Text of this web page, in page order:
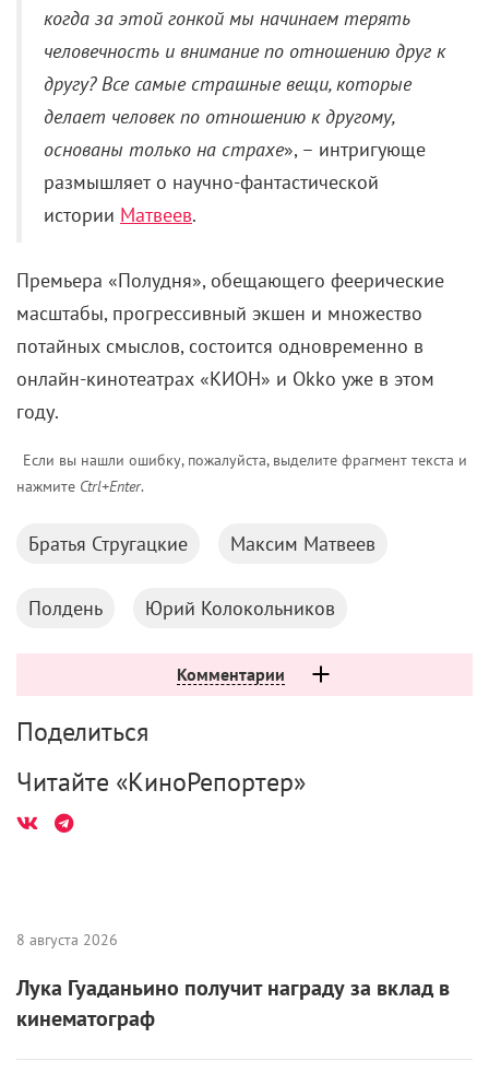
когда за этой гонкой мы начинаем терять
человечность и внимание по отношению друг к
другу? Все самые страшные вещи, которые
делает человек по отношению к другому,
основаны только на страхе», – интригующе
размышляет о научно-фантастической
истории Матвеев.
Премьера «Полудня», обещающего феерические
масштабы, прогрессивный экшен и множество
потайных смыслов, состоится одновременно в
онлайн-кинотеатрах «КИОН» и Okko уже в этом
году.
Если вы нашли ошибку, пожалуйста, выделите фрагмент текста и
нажмите Ctrl+Enter.
Братья Стругацкие Максим Матвеев
Полдень Юрий Колокольников
Комментарии
Поделиться
Читайте «КиноРепортер»
8 августа 2026
Лука Гуаданьино получит награду за вклад в
кинематограф